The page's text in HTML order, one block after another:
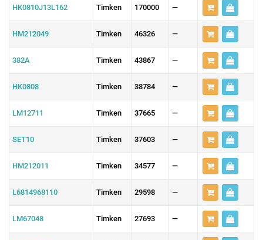
HK0810J13L162 Timken 170000 —
HM212049 Timken 46326 —
382A Timken 43867 —
HK0808 Timken 38784 —
LM12711 Timken 37665 —
SET10 Timken 37603 —
HM212011 Timken 34577 —
L6814968110 Timken 29598 —
LM67048 Timken 27693 —